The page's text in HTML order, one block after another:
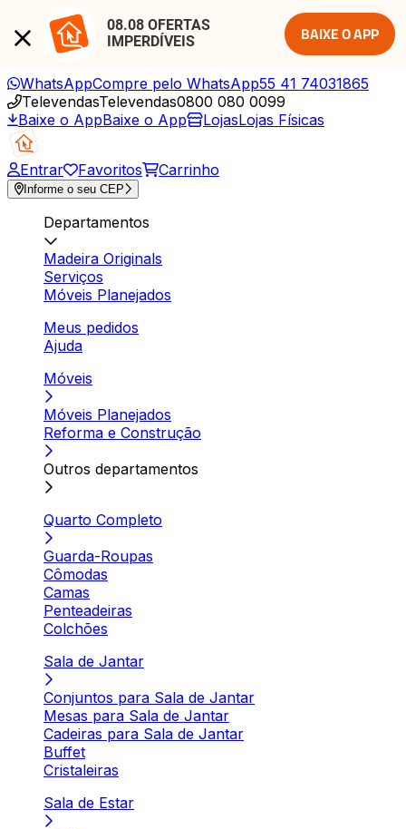
08.08 OFERTAS
IMPERDÍVEIS
BAIXE O APP
WhatsAppCompre pelo WhatsApp55 41 74031865
TelevendasTelevendas0800 080 0099
Baixe o AppBaixe o App LojasLojas Físicas
Entrar Favoritos Carrinho
Informe o seu CEP
Departamentos
Madeira Originals
Serviços
Móveis Planejados
Meus pedidos
Ajuda
Móveis
Móveis Planejados
Reforma e Construção
Outros departamentos
Quarto Completo
Guarda-Roupas
Cômodas
Camas
Penteadeiras
Colchões
Sala de Jantar
Conjuntos para Sala de Jantar
Mesas para Sala de Jantar
Cadeiras para Sala de Jantar
Buffet
Cristaleiras
Sala de Estar